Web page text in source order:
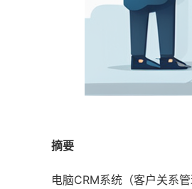
摘要
电脑CRM系统（客户关系